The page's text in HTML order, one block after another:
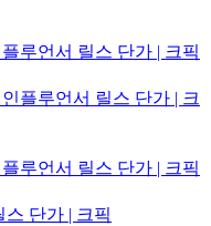
루언서 릴스 단가 | 크픽
플루언서 릴스 단가 | 크
루언서 릴스 단가 | 크픽
단가 | 크픽